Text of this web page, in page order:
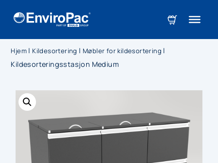
Hjem | Kildesortering | Møbler for kildesortering |
Kildesorteringsstasjon Medium